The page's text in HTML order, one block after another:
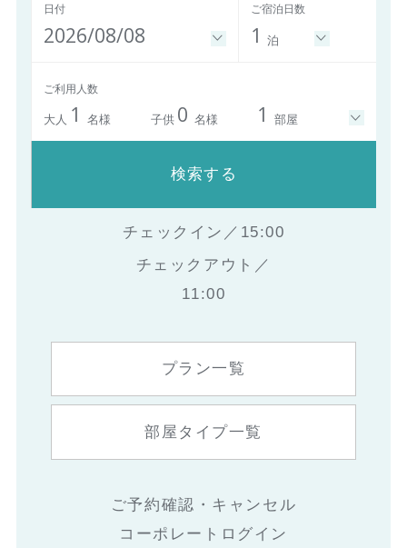
日付
2026/08/08
ご宿泊日数
1 泊
ご利用人数
大人 1 名様 子供 0 名様 1 部屋
検索する
チェックイン／15:00
チェックアウト／
11:00
プラン一覧
部屋タイプ一覧
ご予約確認・キャンセル
コーポレートログイン